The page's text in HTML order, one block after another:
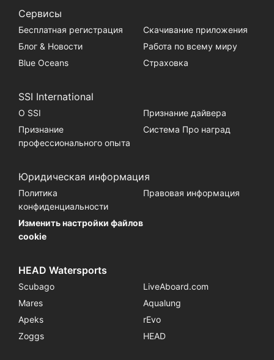
Сервисы
Бесплатная регистрация
Скачивание приложения
Блог & Новости
Работа по всему миру
Blue Oceans
Страховка
SSI International
О SSI
Признание дайвера
Признание
профессионального опыта
Система Про наград
Юридическая информация
Политика
конфиденциальности
Правовая информация
Изменить настройки файлов
cookie
HEAD Watersports
Scubago
LiveAboard.com
Mares
Aqualung
Apeks
rEvo
Zoggs
HEAD